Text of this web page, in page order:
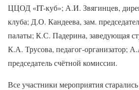
ЦЦОД «IT-куб»; А.И. Звягинцев,
клуба; Д.О. Кандеева, зам.
палаты; К.С. Падерина, заведующая
К.А. Трусова, педагог-организатор;
председатель счётной комиссии.
Все участники мероприятия